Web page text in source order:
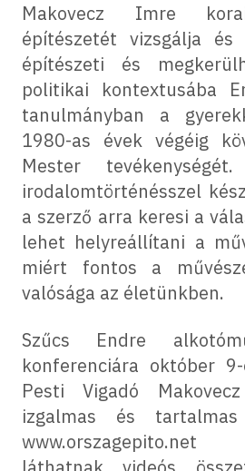
Makovecz Imre
építészetét vizsgálja és
építészeti és
politikai kontextusába
tanulmányban a
1980-as évek végéig
Mester
irodalomtörténésszel
a szerző arra keresi a
lehet helyreállítani a
miért fontos a
valósága az életünkben.
Szűcs Endre
konferenciára október
Pesti Vigadó
izgalmas és